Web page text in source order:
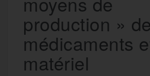
production » de
médicaments
matériel